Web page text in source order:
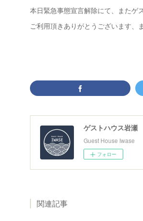
本日緊急事態宣言解除にて、またゲ
ご利用頂きありがとうございます、
ゲストハウス岩瀬
Guest House Iwase
フォロー
関連記事